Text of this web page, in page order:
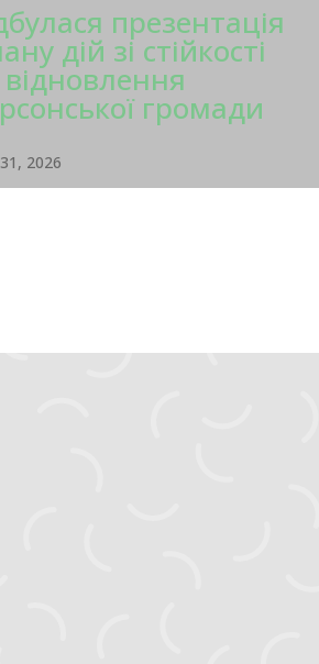
презентація
дій зі стійкості
громади
2026